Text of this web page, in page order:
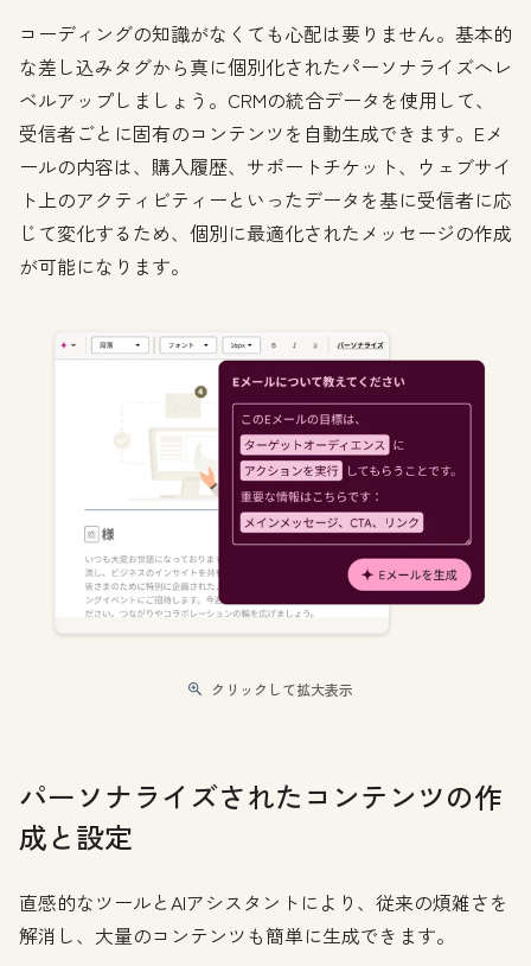
コーディングの知識がなくても心配は要りません。基本的
な差し込みタグから真に個別化されたパーソナライズへレ
ベルアップしましょう。CRMの統合データを使用して、
受信者ごとに固有のコンテンツを自動生成できます。Eメ
ールの内容は、購入履歴、サポートチケット、ウェブサイ
ト上のアクティビティーといったデータを基に受信者に応
じて変化するため、個別に最適化されたメッセージの作成
が可能になります。
クリックして拡大表示
パーソナライズされたコンテンツの作
成と設定
直感的なツールとAIアシスタントにより、従来の煩雑さを
解消し、大量のコンテンツも簡単に生成できます。